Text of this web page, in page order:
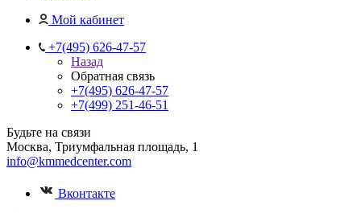
Мой кабинет
+7(495) 626-47-57
Назад
Обратная связь
+7(495) 626-47-57
+7(499) 251-46-51
Будьте на связи
Москва, Триумфальная площадь, 1
info@kmmedcenter.com
Вконтакте